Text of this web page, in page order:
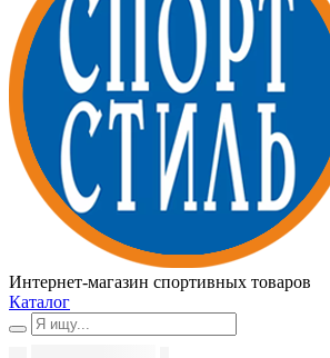
Интернет-магазин спортивных товаров
Каталог